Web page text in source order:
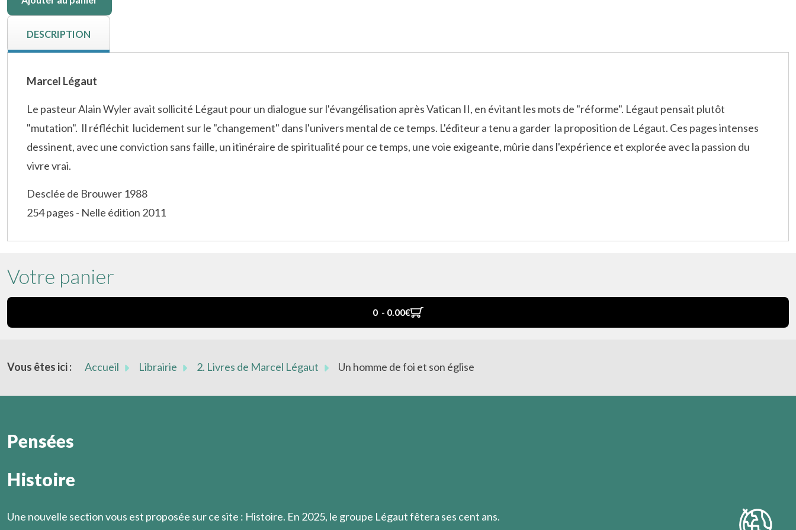
DESCRIPTION
Marcel Légaut
Le pasteur Alain Wyler avait sollicité Légaut pour un dialogue sur l'évangélisation après Vatican II, en évitant les mots de "réforme". Légaut pensait plutôt
"mutation". Il réfléchit lucidement sur le "changement" dans l'univers mental de ce temps. L'éditeur a tenu a garder la proposition de Légaut. Ces pages intenses
dessinent, avec une conviction sans faille, un itinéraire de spiritualité pour ce temps, une voie exigeante, mûrie dans l'expérience et explorée avec la passion du
vivre vrai.
Desclée de Brouwer 1988
254 pages - Nelle édition 2011
Votre panier
0 - 0.00‎€
Vous êtes ici : Accueil Librairie 2. Livres de Marcel Légaut Un homme de foi et son église
Pensées
On ignore toujours où l’on va lorsqu’on se lève pour partir.
Histoire
Une nouvelle section vous est proposée sur ce site : Histoire. En 2025, le groupe Légaut fêtera ses cent ans.